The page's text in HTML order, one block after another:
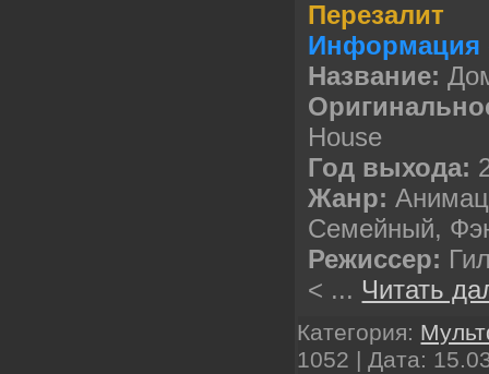
Перезалит
Название:
House
Год выхода:
Жанр:
Семейный,
Режиссер:
< ... Читать
Категория:
1052 | Дата: